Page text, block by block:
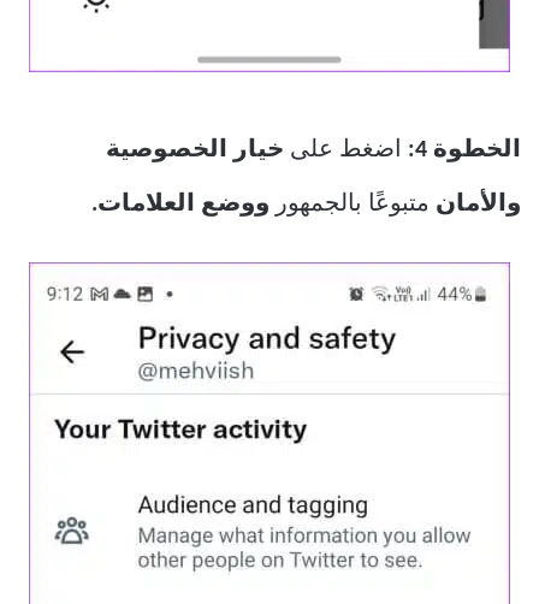
الخطوة 4: اضغط على خيار الخصوصية
والأمان متبوعًا بالجمهور ووضع العلامات.